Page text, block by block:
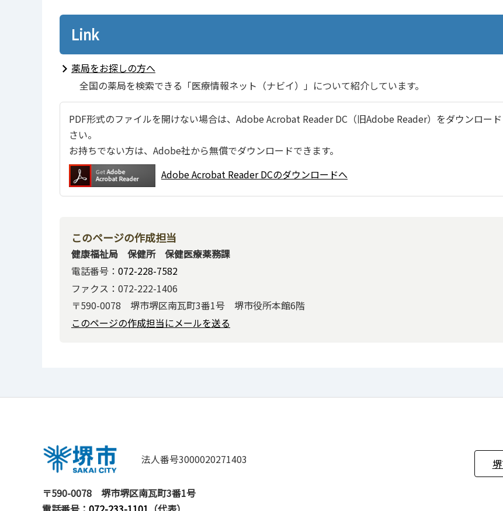
Link
薬局をお探しの方へ
全国の薬局を検索できる「医療情報ネット（ナビイ）」について紹介しています。
PDF形式のファイルを開けない場合は、Adobe Acrobat Reader DC（旧Adobe Reader）をダウンロー
さい。
お持ちでない方は、Adobe社から無償でダウンロードできます。
Adobe Acrobat Reader DCのダウンロードへ
このページの作成担当
健康福祉局 保健所 保健医療薬務課
電話番号： 072-228-7582
ファクス：072-222-1406
〒590-0078 堺市堺区南瓦町3番1号 堺市役所本館6階
このページの作成担当にメールを送る
法人番号3000020271403
〒590-0078
堺市堺区南瓦町3番1号